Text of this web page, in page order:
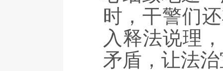
时，干警们
入释法说理
矛盾，让法